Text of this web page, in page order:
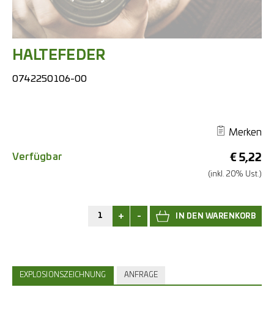
HALTEFEDER
0742250106-00
Merken
€ 5,22
(inkl. 20% Ust.)
Verfügbar
+ -
EXPLOSIONSZEICHNUNG ANFRAGE